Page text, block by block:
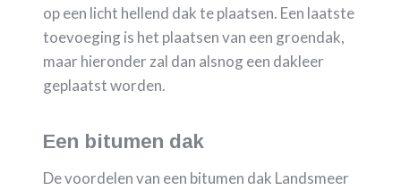
op een licht hellend dak te plaatsen. Een laatste
toevoeging is het plaatsen van een groendak,
maar hieronder zal dan alsnog een dakleer
geplaatst worden.
Een bitumen dak
De voordelen van een bitumen dak Landsmeer